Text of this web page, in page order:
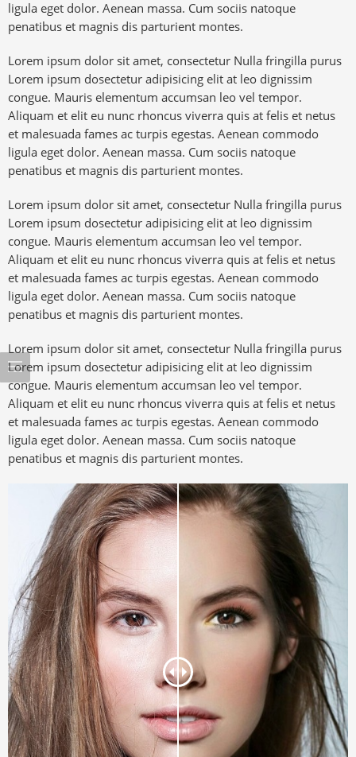
ligula eget dolor. Aenean massa. Cum sociis natoque
penatibus et magnis dis parturient montes.
Lorem ipsum dolor sit amet, consectetur Nulla fringilla purus
Lorem ipsum dosectetur adipisicing elit at leo dignissim
congue. Mauris elementum accumsan leo vel tempor.
Aliquam et elit eu nunc rhoncus viverra quis at felis et netus
et malesuada fames ac turpis egestas. Aenean commodo
ligula eget dolor. Aenean massa. Cum sociis natoque
penatibus et magnis dis parturient montes.
Lorem ipsum dolor sit amet, consectetur Nulla fringilla purus
Lorem ipsum dosectetur adipisicing elit at leo dignissim
congue. Mauris elementum accumsan leo vel tempor.
Aliquam et elit eu nunc rhoncus viverra quis at felis et netus
et malesuada fames ac turpis egestas. Aenean commodo
ligula eget dolor. Aenean massa. Cum sociis natoque
penatibus et magnis dis parturient montes.
Lorem ipsum dolor sit amet, consectetur Nulla fringilla purus
Lorem ipsum dosectetur adipisicing elit at leo dignissim
congue. Mauris elementum accumsan leo vel tempor.
Aliquam et elit eu nunc rhoncus viverra quis at felis et netus
et malesuada fames ac turpis egestas. Aenean commodo
ligula eget dolor. Aenean massa. Cum sociis natoque
penatibus et magnis dis parturient montes.